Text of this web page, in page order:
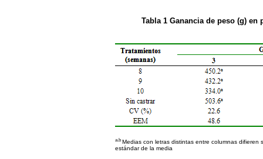
Tabla 1 Ganancia de peso (g)
a.b Medias con letras distintas entre columnas difieren
estándar de la media